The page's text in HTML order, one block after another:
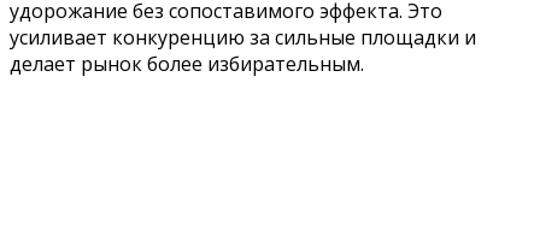
удорожание без сопоставимого эффекта. Это
усиливает конкуренцию за сильные площадки и
делает рынок более избирательным.